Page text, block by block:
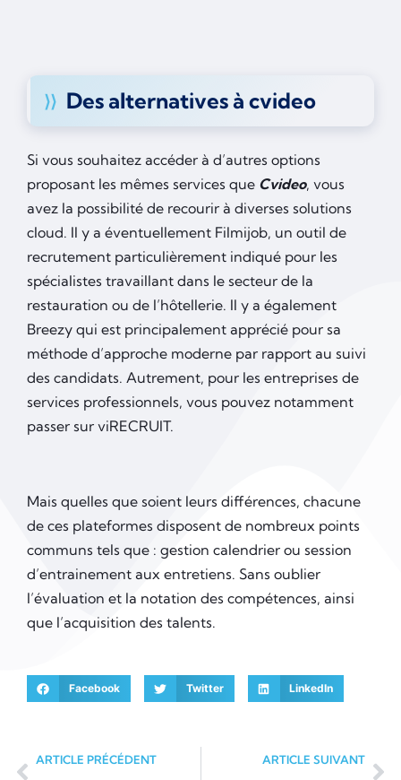
Des alternatives à cvideo
Si vous souhaitez accéder à d’autres options
proposant les mêmes services que Cvideo, vous
avez la possibilité de recourir à diverses solutions
cloud. Il y a éventuellement Filmijob, un outil de
recrutement particulièrement indiqué pour les
spécialistes travaillant dans le secteur de la
restauration ou de l’hôtellerie. Il y a également
Breezy qui est principalement apprécié pour sa
méthode d’approche moderne par rapport au suivi
des candidats. Autrement, pour les entreprises de
services professionnels, vous pouvez notamment
passer sur viRECRUIT.
Mais quelles que soient leurs différences, chacune
de ces plateformes disposent de nombreux points
communs tels que : gestion calendrier ou session
d’entrainement aux entretiens. Sans oublier
l’évaluation et la notation des compétences, ainsi
que l’acquisition des talents.
Facebook Twitter LinkedIn
ARTICLE PRÉCÉDENT ARTICLE SUIVANT